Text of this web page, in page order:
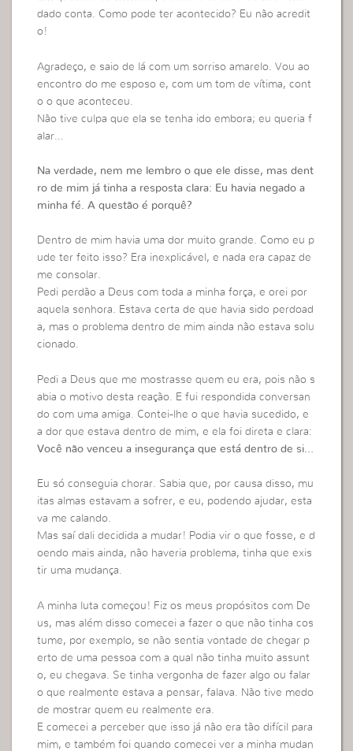
dado conta. Como pode ter acontecido? Eu não acredit
o!
Agradeço, e saio de lá com um sorriso amarelo. Vou ao
encontro do me esposo e, com um tom de vítima, cont
o o que aconteceu.
Não tive culpa que ela se tenha ido embora; eu queria f
alar…
Na verdade, nem me lembro o que ele disse, mas dent
ro de mim já tinha a resposta clara: Eu havia negado a
minha fé. A questão é porquê?
Dentro de mim havia uma dor muito grande. Como eu p
ude ter feito isso? Era inexplicável, e nada era capaz de
me consolar.
Pedi perdão a Deus com toda a minha força, e orei por
aquela senhora. Estava certa de que havia sido perdoad
a, mas o problema dentro de mim ainda não estava solu
cionado.
Pedi a Deus que me mostrasse quem eu era, pois não s
abia o motivo desta reação. E fui respondida conversan
do com uma amiga. Contei-lhe o que havia sucedido, e
a dor que estava dentro de mim, e ela foi direta e clara:
Você não venceu a insegurança que está dentro de si…
Eu só conseguia chorar. Sabia que, por causa disso, mu
itas almas estavam a sofrer, e eu, podendo ajudar, esta
va me calando.
Mas saí dali decidida a mudar! Podia vir o que fosse, e d
oendo mais ainda, não haveria problema, tinha que exis
tir uma mudança.
A minha luta começou! Fiz os meus propósitos com De
us, mas além disso comecei a fazer o que não tinha cos
tume, por exemplo, se não sentia vontade de chegar p
erto de uma pessoa com a qual não tinha muito assunt
o, eu chegava. Se tinha vergonha de fazer algo ou falar
o que realmente estava a pensar, falava. Não tive medo
de mostrar quem eu realmente era.
E comecei a perceber que isso já não era tão difícil para
mim, e também foi quando comecei ver a minha mudan